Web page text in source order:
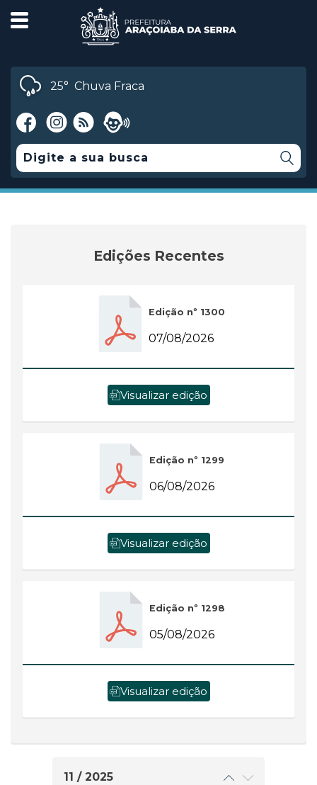
25° Chuva Fraca
Edições Recentes
Edição nº 1300
07/08/2026
Visualizar edição
Edição nº 1299
06/08/2026
Visualizar edição
Edição nº 1298
05/08/2026
Visualizar edição
11 / 2025